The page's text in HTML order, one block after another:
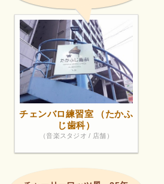
チェンバロ練習室 （たかふ
じ歯科）
（音楽スタジオ / 店舗）